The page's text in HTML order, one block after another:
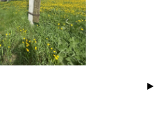
и работает скорая
(1890–1920 гг., ул.
у порога: река Исеть —
и Бобровское
карась, окунь,